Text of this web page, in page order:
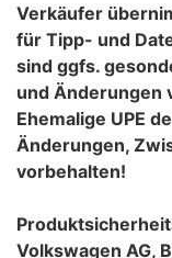
Verkäufer
für Tipp- und
sind ggfs.
und Änderungen
Ehemalige UPE
Änderungen,
vorbehalten!
Volkswagen AG,